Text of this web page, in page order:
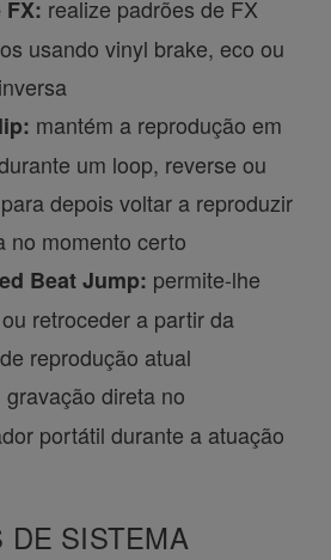
FX: realize padrões de FX
usando vinyl brake, eco ou
mantém a reprodução em
um loop, reverse ou
depois voltar a reproduzir
no momento certo
Beat Jump: permite-lhe
retroceder a partir da
reprodução atual
gravação direta no
portátil durante a atuação
DE SISTEMA